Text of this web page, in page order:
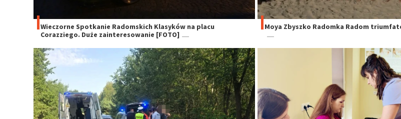
Wieczorne Spotkanie Radomskich Klasyków na placu
Corazziego. Duże zainteresowanie [FOTO]
Moya Zbyszko Radomka Radom